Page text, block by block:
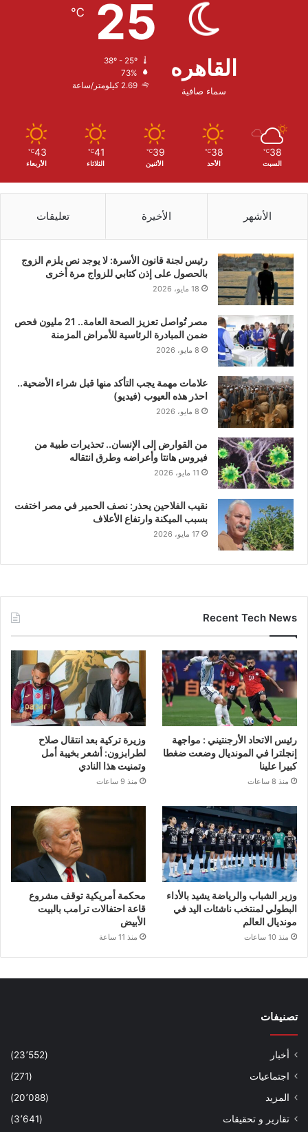
القاهره
سماء صافية
25
℃
73%
2.69 كيلومتر/ساعة
38
℃
السبت
38
℃
الأحد
39
℃
الأثنين
41
℃
الثلاثاء
43
℃
الأربعاء
الأشهر الأخيرة تعليقات
رئيس لجنة قانون الأسرة: لا يوجد نص يلزم الزوج
بالحصول على إذن كتابي للزواج مرة أخرى
18 مايو، 2026
مصر تُواصل تعزيز الصحة العامة.. 21 مليون فحص
ضمن المبادرة الرئاسية للأمراض المزمنة
8 مايو، 2026
علامات مهمة يجب التأكد منها قبل شراء الأضحية..
احذر هذه العيوب (فيديو)
8 مايو، 2026
من القوارض إلى الإنسان.. تحذيرات طبية من
فيروس هانتا وأعراضه وطرق انتقاله
11 مايو، 2026
نقيب الفلاحين يحذر: نصف الحمير في مصر اختفت
بسبب الميكنة وارتفاع الأعلاف
17 مايو، 2026
Recent Tech News
رئيس الاتحاد الأرجنتيني : مواجهة
إنجلترا في المونديال وضعت ضغطا
كبيرا علينا
منذ 8 ساعات
وزيرة تركية بعد انتقال صلاح
لطرابزون: أشعر بخيبة أمل
وتمنيت هذا النادي
منذ 9 ساعات
وزير الشباب والرياضة يشيد بالأداء
البطولي لمنتخب ناشئات اليد في
مونديال العالم
منذ 10 ساعات
محكمة أمريكية توقف مشروع
قاعة احتفالات ترامب بالبيت
الأبيض
منذ 11 ساعة
تصنيفات
أخبار
(23٬552)
اجتماعيات
(271)
المزيد
(20٬088)
تقارير و تحقيقات
(3٬641)